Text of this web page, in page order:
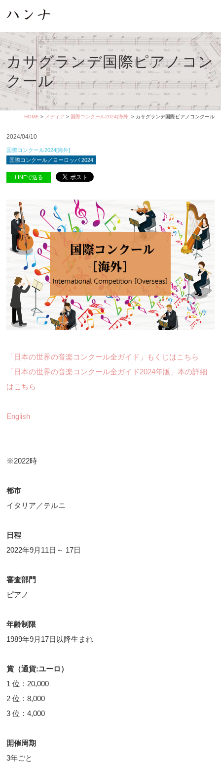
カサグランデ国際ピアノコン
クール
HOME > メディア > 国際コンクール2024[海外] > カサグランデ国際ピアノコンクール
2024/04/10
国際コンクール2024[海外]
国際コンクール／ヨーロッパ 2024
LINEで送る
「日本の世界の音楽コンクール全ガイド」もくじはこちら
「日本の世界の音楽コンクール全ガイド2024年版」本の詳細
はこちら
English
※2022時
都市
イタリア／テルニ
日程
2022年9月11日～ 17日
審査部門
ピアノ
年齢制限
1989年9月17日以降生まれ
賞（通貨:ユーロ）
1 位：20,000
2 位：8,000
3 位：4,000
開催周期
3年ごと